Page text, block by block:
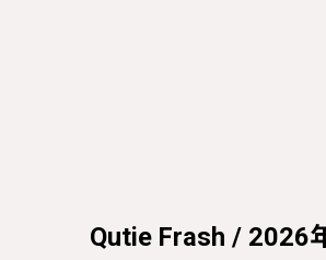
Qutie Frash / 2026